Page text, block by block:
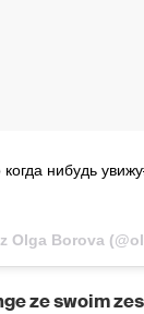
нибудь
Olga Borova
ze swoim